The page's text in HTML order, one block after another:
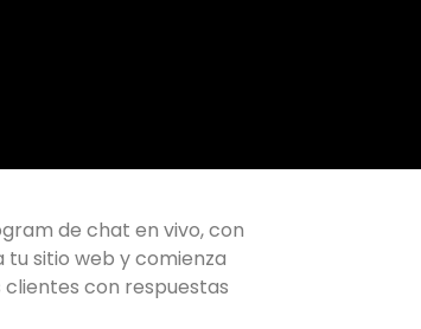
de chat en vivo, con
sitio web y comienza
con respuestas